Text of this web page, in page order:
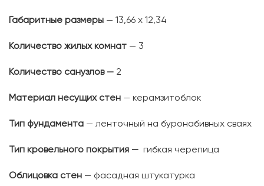
Габаритные размеры — 13,66 х 12,34
Количество жилых комнат — 3
Количество санузлов — 2
Материал несущих стен — керамзитоблок
Тип фундамента — ленточный на буронабивных сваях
Тип кровельного покрытия — гибкая черепица
Облицовка стен — фасадная штукатурка